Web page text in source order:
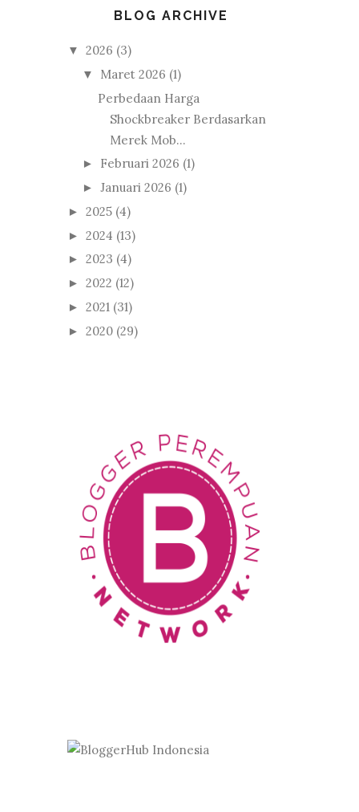
BLOG ARCHIVE
▼ 2026 (3)
▼ Maret 2026 (1)
Perbedaan Harga
Shockbreaker Berdasarkan
Merek Mob...
► Februari 2026 (1)
► Januari 2026 (1)
► 2025 (4)
► 2024 (13)
► 2023 (4)
► 2022 (12)
► 2021 (31)
► 2020 (29)